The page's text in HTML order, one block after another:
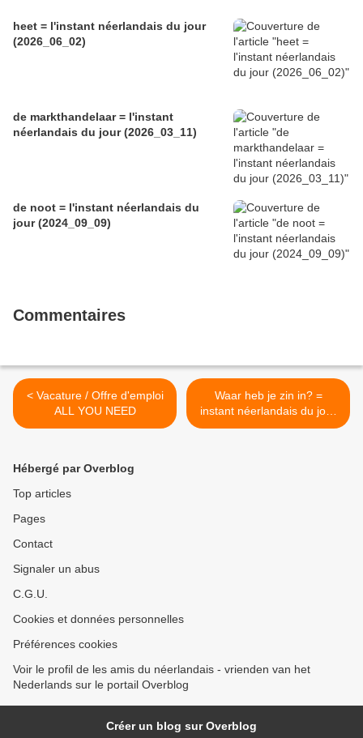
heet = l'instant néerlandais du jour
(2026_06_02)
de markthandelaar = l'instant
néerlandais du jour (2026_03_11)
de noot = l'instant néerlandais du
jour (2024_09_09)
Commentaires
< Vacature / Offre d'emploi
ALL YOU NEED
Waar heb je zin in? =
instant néerlandais du jour
(2021_11_22) >
Hébergé par Overblog
Top articles
Pages
Contact
Signaler un abus
C.G.U.
Cookies et données personnelles
Préférences cookies
Voir le profil de les amis du néerlandais - vrienden van het
Nederlands sur le portail Overblog
Créer un blog sur Overblog